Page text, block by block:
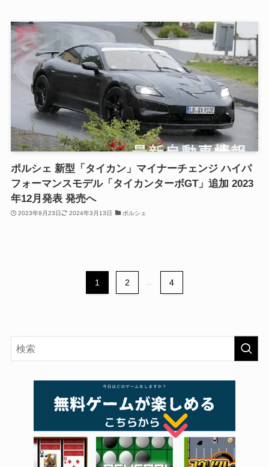
ポルシェ 新型「タイカン」マイナーチェンジ ハイパ
フォーマンスモデル「タイカンターボGT」追加 2023
年12月発表 発売へ
2023年9月23日 2024年3月13日 ポルシェ
1 2 4